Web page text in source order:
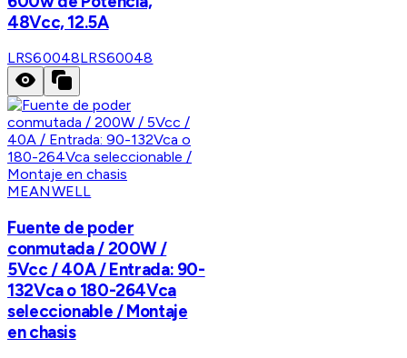
48Vcc, 12.5A
LRS60048LRS60048
MEANWELL
Fuente de poder
conmutada / 200W /
5Vcc / 40A / Entrada: 90-
132Vca o 180-264Vca
seleccionable / Montaje
en chasis